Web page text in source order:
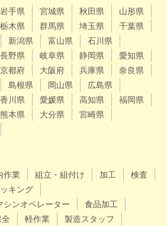
岩手県 宮城県 秋田県
山形県
栃木県 群馬県 埼玉県
千葉県
新潟県 富山県
石川県
長野県 岐阜県 静岡県
愛知県
京都府 大阪府 兵庫県
奈良県
島根県 岡山県
広島県
香川県 愛媛県 高知県
福岡県
熊本県 大分県
宮崎県
作業 組立・組付け 加工
検査
キング
シンオペレーター
食品加工
軽作業
製造スタッフ